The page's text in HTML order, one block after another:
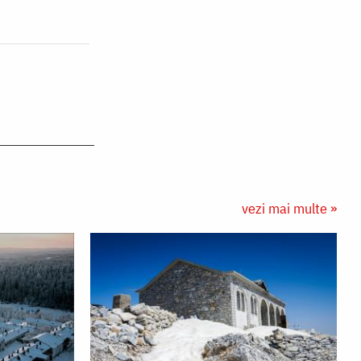
vezi mai multe »